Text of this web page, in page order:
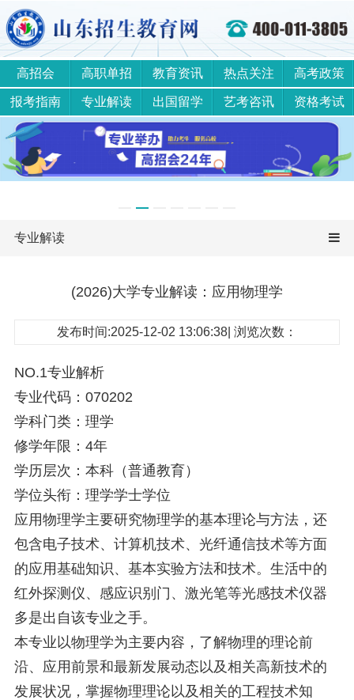
高招会 高职单招 教育资讯 热点关注 高考政策
报考指南 专业解读 出国留学 艺考咨讯 资格考试
专业解读
(2026)大学专业解读：应用物理学
发布时间:2025-12-02 13:06:38| 浏览次数：
NO.1专业解析
专业代码：070202
学科门类：理学
修学年限：4年
学历层次：本科（普通教育）
学位头衔：理学学士学位
应用物理学主要研究物理学的基本理论与方法，还
包含电子技术、计算机技术、光纤通信技术等方面
的应用基础知识、基本实验方法和技术。生活中的
红外探测仪、感应识别门、激光笔等光感技术仪器
多是出自该专业之手。
本专业以物理学为主要内容，了解物理的理论前
沿、应用前景和最新发展动态以及相关高新技术的
发展状况，掌握物理理论以及相关的工程技术知